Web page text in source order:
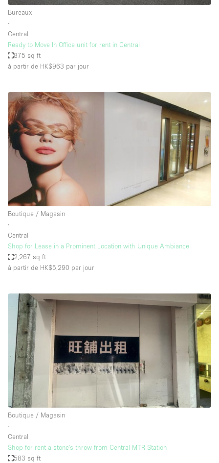
Bureaux
∙
Central
Ready to Move In Office unit for rent in Central
875 sq ft
à partir de HK$963 par jour
Boutique / Magasin
∙
Central
Shop for Lease in a Prominent Location with Unique Ambiance
2,267 sq ft
à partir de HK$5,290 par jour
Boutique / Magasin
∙
Central
Shop for rent a stone's throw from Central MTR Station
583 sq ft